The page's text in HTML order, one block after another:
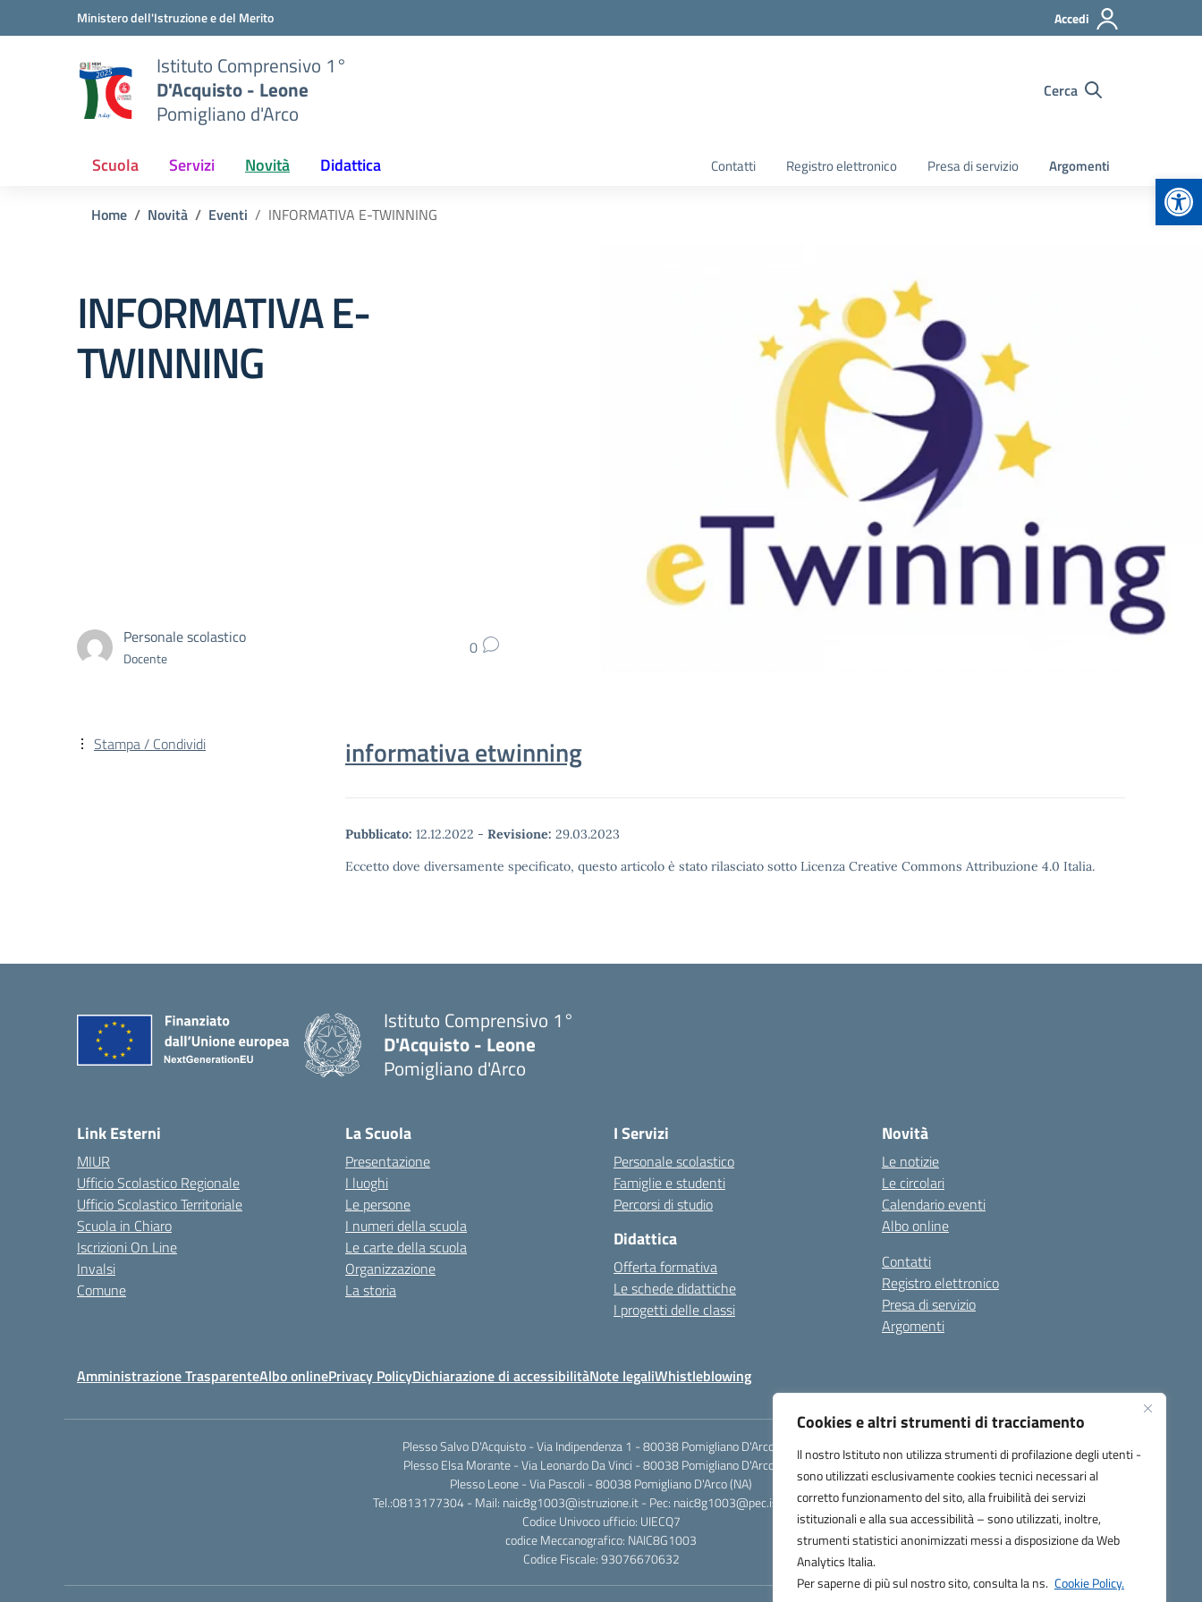
Cookies e altri strumenti di tracciamento
Il nostro Istituto non utilizza strumenti di profilazione degli utenti -
sono utilizzati esclusivamente cookies tecnici necessari al
corretto funzionamento del sito, alla fruibilità dei servizi
istituzionali e alla sua accessibilità – sono utilizzati, inoltre,
strumenti statistici anonimizzati messi a disposizione da Web
Analytics Italia.
Per saperne di più sul nostro sito, consulta la ns. Cookie Policy.
Vai ai contenuti
Vai al menu di navigazioneMinistero dell'Istruzione e del Merito Accedi
Istituto Comprensivo 1°
D'Acquisto - Leone
Pomigliano d'Arco
Cerca
Scuola Servizi Novità Didattica Contatti Registro elettronico Presa di servizio Argomenti
Home Novità Eventi INFORMATIVA E-TWINNING
INFORMATIVA E-
TWINNING
Personale scolastico
Docente 0
informativa etwinning
Pubblicato: 12.12.2022 - Revisione: 29.03.2023
Eccetto dove diversamente specificato, questo articolo è stato rilasciato sotto Licenza Creative Commons Attribuzione 4.0 Italia.
Stampa / Condividi
Istituto Comprensivo 1°
D'Acquisto - Leone
Pomigliano d'Arco
Link Esterni
MIUR
Ufficio Scolastico Regionale
Ufficio Scolastico Territoriale
Scuola in Chiaro
Iscrizioni On Line
Invalsi
Comune
La Scuola
Presentazione
I luoghi
Le persone
I numeri della scuola
Le carte della scuola
Organizzazione
La storia
I Servizi
Personale scolastico
Famiglie e studenti
Percorsi di studio
Didattica
Offerta formativa
Le schede didattiche
I progetti delle classi
Novità
Le notizie
Le circolari
Calendario eventi
Albo online
Contatti
Registro elettronico
Presa di servizio
Argomenti
Amministrazione TrasparenteAlbo onlinePrivacy PolicyDichiarazione di accessibilitàNote legaliWhistleblowing
Plesso Salvo D'Acquisto - Via Indipendenza 1 - 80038 Pomigliano D'Arco (NA)
Plesso Elsa Morante - Via Leonardo Da Vinci - 80038 Pomigliano D'Arco (NA)
Plesso Leone - Via Pascoli - 80038 Pomigliano D'Arco (NA)
Tel.:0813177304 - Mail: naic8g1003@istruzione.it - Pec: naic8g1003@pec.istruzione.it
Codice Univoco ufficio: UIECQ7
codice Meccanografico: NAIC8G1003
Codice Fiscale: 93076670632